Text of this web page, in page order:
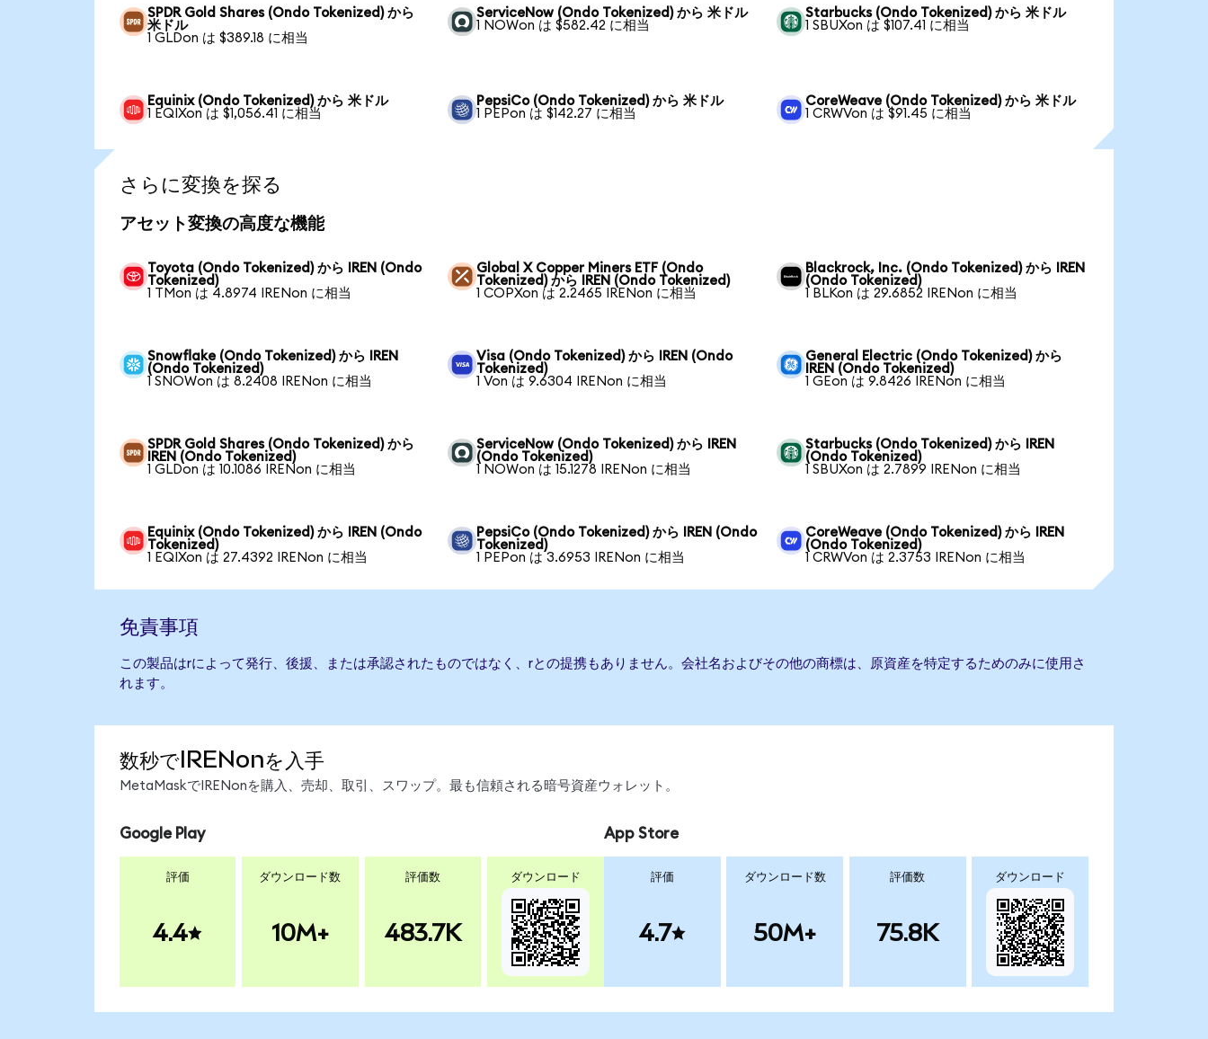
SPDR Gold Shares (Ondo Tokenized) から
米ドル
1 GLDon は $389.18 に相当
ServiceNow (Ondo Tokenized) から 米ドル
1 NOWon は $582.42 に相当
Starbucks (Ondo Tokenized) から 米ドル
1 SBUXon は $107.41 に相当
Equinix (Ondo Tokenized) から 米ドル
1 EQIXon は $1,056.41 に相当
PepsiCo (Ondo Tokenized) から 米ドル
1 PEPon は $142.27 に相当
CoreWeave (Ondo Tokenized) から 米ドル
1 CRWVon は $91.45 に相当
さらに変換を探る
アセット変換の高度な機能
Toyota (Ondo Tokenized) から IREN (Ondo
Tokenized)
1 TMon は 4.8974 IRENon に相当
Global X Copper Miners ETF (Ondo
Tokenized) から IREN (Ondo Tokenized)
1 COPXon は 2.2465 IRENon に相当
Blackrock, Inc. (Ondo Tokenized) から IREN
(Ondo Tokenized)
1 BLKon は 29.6852 IRENon に相当
Snowflake (Ondo Tokenized) から IREN
(Ondo Tokenized)
1 SNOWon は 8.2408 IRENon に相当
Visa (Ondo Tokenized) から IREN (Ondo
Tokenized)
1 Von は 9.6304 IRENon に相当
General Electric (Ondo Tokenized) から
IREN (Ondo Tokenized)
1 GEon は 9.8426 IRENon に相当
SPDR Gold Shares (Ondo Tokenized) から
IREN (Ondo Tokenized)
1 GLDon は 10.1086 IRENon に相当
ServiceNow (Ondo Tokenized) から IREN
(Ondo Tokenized)
1 NOWon は 15.1278 IRENon に相当
Starbucks (Ondo Tokenized) から IREN
(Ondo Tokenized)
1 SBUXon は 2.7899 IRENon に相当
Equinix (Ondo Tokenized) から IREN (Ondo
Tokenized)
1 EQIXon は 27.4392 IRENon に相当
PepsiCo (Ondo Tokenized) から IREN (Ondo
Tokenized)
1 PEPon は 3.6953 IRENon に相当
CoreWeave (Ondo Tokenized) から IREN
(Ondo Tokenized)
1 CRWVon は 2.3753 IRENon に相当
免責事項
この製品はrによって発行、後援、または承認されたものではなく、rとの提携もありません。会社名およびその他の商標は、原資産を特定するためのみに使用さ
れます。
数秒でIRENonを入手
MetaMaskでIRENonを購入、売却、取引、スワップ。最も信頼される暗号資産ウォレット。
Google Play
評価
4.4
ダウンロード数
10M+
評価数
483.7K
ダウンロード
App Store
評価
4.7
ダウンロード数
50M+
評価数
75.8K
ダウンロード